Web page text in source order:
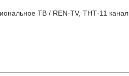
ТВ / REN-TV, ТНТ-11 канал,